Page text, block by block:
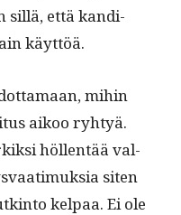
sil­lä, että kan­di­
käyttöä.
mihin
aikoo ryhtyä.
höl­len­tää val­
siten
kel­paa. Ei ole